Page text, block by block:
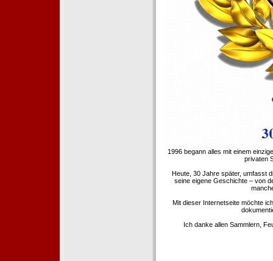
1996 begann alles mit einem
privaten
Heute, 30 Jahre später, umfasst
seine eigene Geschichte – von
Mit dieser Internetseite möchte
Ich danke allen Sammlern,